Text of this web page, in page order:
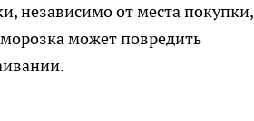
независимо от места покупки,
может повредить